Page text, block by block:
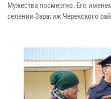
Мужества посмертно. Его
селении Зарагиж Черекского